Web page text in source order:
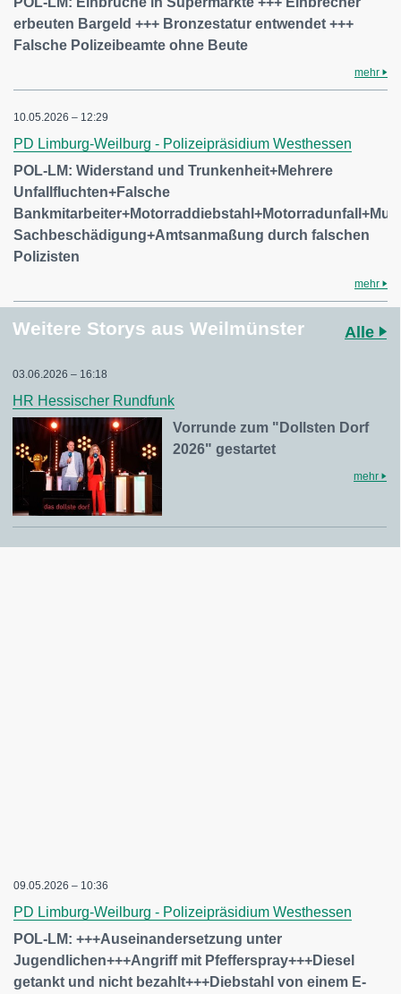
erbeuten Bargeld +++ Bronzestatur entwendet +++
Falsche Polizeibeamte ohne Beute
mehr
10.05.2026 – 12:29
PD Limburg-Weilburg - Polizeipräsidium Westhessen
POL-LM: Widerstand und Trunkenheit+Mehrere
Unfallfluchten+Falsche
Sachbeschädigung+Amtsanmaßung durch falschen
Polizisten
mehr
Weitere Storys aus Weilmünster Alle
03.06.2026 – 16:18
HR Hessischer Rundfunk
Vorrunde zum "Dollsten Dorf
2026" gestartet
mehr
09.05.2026 – 10:36
PD Limburg-Weilburg - Polizeipräsidium Westhessen
POL-LM: +++Auseinandersetzung unter
Jugendlichen+++Angriff mit Pfefferspray+++Diesel
getankt und nicht bezahlt+++Diebstahl von einem E-